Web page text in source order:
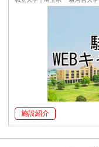
施設紹介